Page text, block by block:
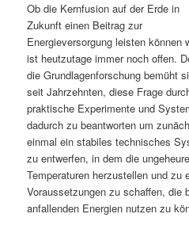
h
a
l
t
s
p
I
n
h
a
l
t
Ob die Kernfusion auf der Erde in
Zukunft einen Beitrag zur
Energieversorgung leisten können
ist heutzutage immer noch offen.
die Grundlagenforschung bemüht
seit Jahrzehnten, diese Frage
praktische Experimente und
dadurch zu beantworten um
einmal ein stabiles technisches
zu entwerfen, in dem die
Temperaturen herzustellen und zu
Voraussetzungen zu schaffen, die
anfallenden Energien nutzen zu